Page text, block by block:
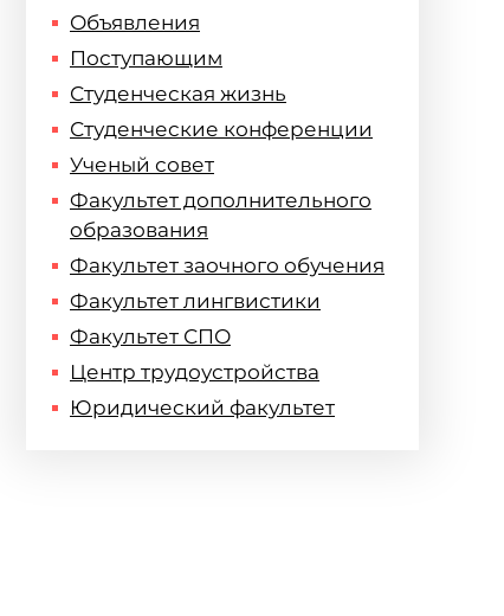
Объявления
Поступающим
Студенческая жизнь
Студенческие конференции
Ученый совет
Факультет дополнительного
образования
Факультет заочного обучения
Факультет лингвистики
Факультет СПО
Центр трудоустройства
Юридический факультет